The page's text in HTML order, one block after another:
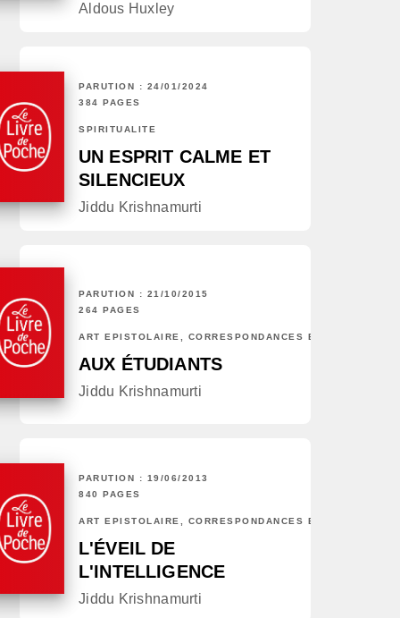
Aldous Huxley
PARUTION : 24/01/2024
384 PAGES
SPIRITUALITÉ
UN ESPRIT CALME ET
SILENCIEUX
Jiddu Krishnamurti
PARUTION : 21/10/2015
264 PAGES
ART ÉPISTOLAIRE, CORRESPONDANCES ET CHRONIQUES
AUX ÉTUDIANTS
Jiddu Krishnamurti
PARUTION : 19/06/2013
840 PAGES
ART ÉPISTOLAIRE, CORRESPONDANCES ET CHRONIQUES
L'ÉVEIL DE
L'INTELLIGENCE
Jiddu Krishnamurti